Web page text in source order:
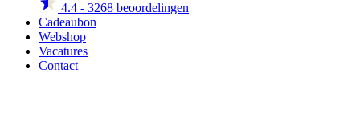
4.4 - 3268 beoordelingen
Cadeaubon
Webshop
Vacatures
Contact